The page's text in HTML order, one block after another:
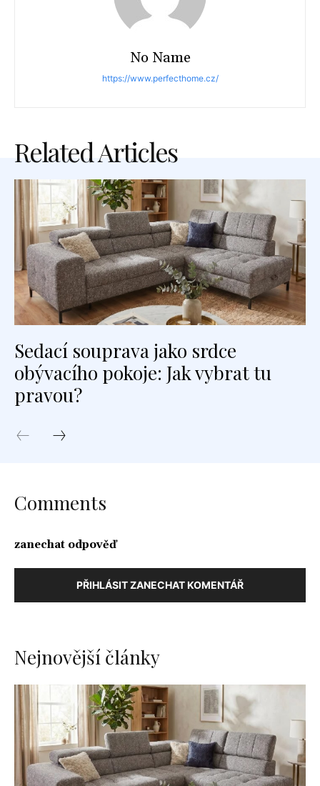
No Name
https://www.perfecthome.cz/
Related Articles
Sedací souprava jako srdce
obývacího pokoje: Jak vybrat tu
pravou?
Comments
zanechat odpověď
PŘIHLÁSIT ZANECHAT KOMENTÁŘ
Nejnovější články